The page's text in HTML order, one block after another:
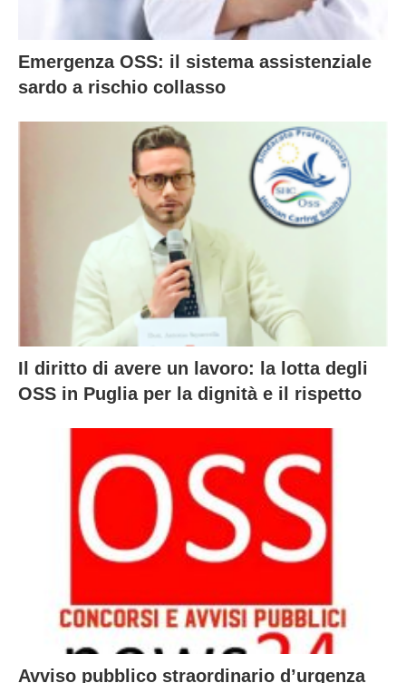
Emergenza OSS: il sistema assistenziale
sardo a rischio collasso
Il diritto di avere un lavoro: la lotta degli
OSS in Puglia per la dignità e il rispetto
Avviso pubblico straordinario d’urgenza